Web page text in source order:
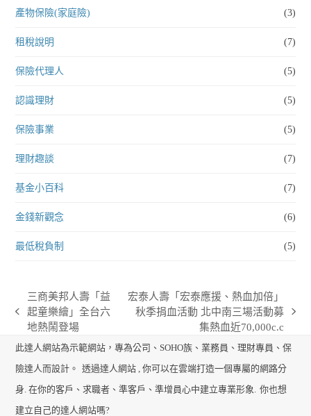
產物保險(家庭險) (3)
租稅說明 (7)
保險代理人 (5)
認識理財 (5)
保險事業 (5)
理財趣談 (7)
基金小百科 (7)
金錢新觀念 (6)
最低稅負制 (5)
previous
post:
三商美邦人壽「益
起童樂繪」全台六
地熱鬧登場
next
宏泰人壽「宏泰應援、熱血加倍」
秋季捐血活動 北中南三場活動募
集熱血近70,000c.c
此達人網站為示範網站，專為公司、SOHO族、業務員、理財專員、保
險達人而設計。
透過達人網站 , 你可以在雲端打造一個專屬的網路分
身. 在你的客戶、求職者、準客戶、準增員心中建立專業形象.
你也想
建立自己的達人網站嗎?